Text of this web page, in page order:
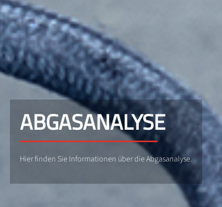
ABGASANALYSE
Hier finden Sie Informationen über die Abgasanalyse.